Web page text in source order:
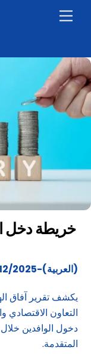
خريطة دخل
(العربية)-23/12/2025
دخول الوافدين
المتقدمة.